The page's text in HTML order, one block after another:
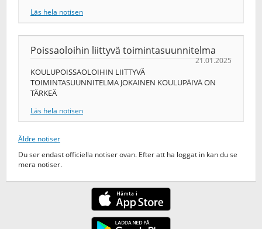
Läs hela notisen
Poissaoloihin liittyvä toimintasuunnitelma
21.01.2025
KOULUPOISSAOLOIHIN LIITTYVÄ
TOIMINTASUUNNITELMA JOKAINEN KOULUPÄIVÄ ON
TÄRKEÄ
Läs hela notisen
Äldre notiser
Du ser endast officiella notiser ovan. Efter att ha loggat in kan du se
mera notiser.